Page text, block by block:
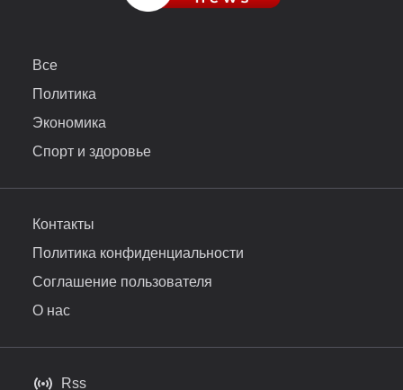
Все
Политика
Экономика
Спорт и здоровье
Контакты
Политика конфиденциальности
Соглашение пользователя
О нас
Rss